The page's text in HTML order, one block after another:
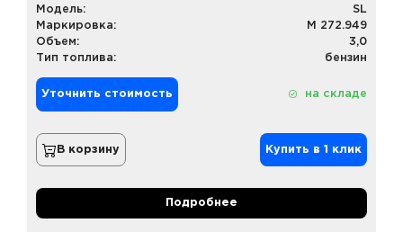
Модель:
SL
Маркировка:
M 272.949
Объем:
3,0
Тип топлива:
бензин
Уточнить стоимость на складе
В корзину Купить в 1 клик
Подробнее